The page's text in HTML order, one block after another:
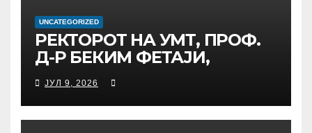
UNCATEGORIZED
РЕКТОРОТ НА УМТ, ПРОФ.
Д-Р БЕКИМ ФЕТАЈИ,
ОДРЖА РАБОТНА СРЕДБА
СО ДИРЕКТОРОТ ОД
УНИВЕРЗИТЕТОТ SUBÜ ОД
ТУРЦИЈА, ВОНР. ПРОФ. Д-Р
ЈУЛ 9, 2026